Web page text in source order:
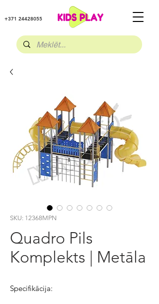
+371 24428055
SKU: 12368MPN
Quadro Pils
Komplekts | Metāla
Specifikācija: